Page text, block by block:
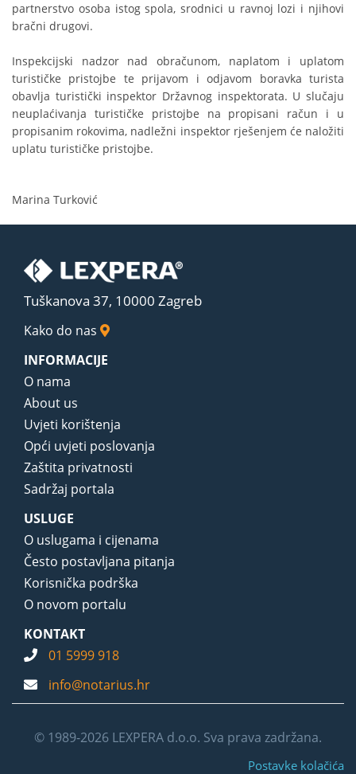
partnerstvo osoba istog spola, srodnici u ravnoj lozi i njihovi
bračni drugovi.
Inspekcijski nadzor nad obračunom, naplatom i uplatom
turističke pristojbe te prijavom i odjavom boravka turista
obavlja turistički inspektor Državnog inspektorata. U slučaju
neuplaćivanja turističke pristojbe na propisani račun i u
propisanim rokovima, nadležni inspektor rješenjem će naložiti
uplatu turističke pristojbe.
Marina Turković
Tuškanova 37, 10000 Zagreb
Kako do nas
INFORMACIJE
O nama
About us
Uvjeti korištenja
Opći uvjeti poslovanja
Zaštita privatnosti
Sadržaj portala
USLUGE
O uslugama i cijenama
Često postavljana pitanja
Korisnička podrška
O novom portalu
KONTAKT
01 5999 918
info@notarius.hr
© 1989-2026 LEXPERA d.o.o. Sva prava zadržana.
Postavke kolačića